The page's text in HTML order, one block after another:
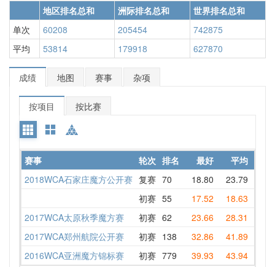
地区排名总和 洲际排名总和
世界排名总和
单次
60208 205454
742875
平均
53814 179918 627870
成绩 地图 赛事 杂项
按项目 按比赛
赛事 轮次 排名 最好 平均
2018WCA石家庄魔方公开赛 复赛 70 18.80 23.79
初赛 55 17.52 18.63
2017WCA太原秋季魔方赛 初赛 62 23.66 28.31
2017WCA郑州航院公开赛 初赛 138 32.86 41.89
2016WCA亚洲魔方锦标赛 初赛 779 39.93 43.94